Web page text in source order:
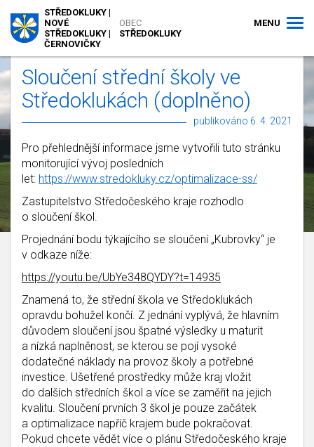
OBEC
STŘEDOKLUKY
STŘEDOKLUKY |
NOVÉ
STŘEDOKLUKY |
ČERNOVIČKY
MENU
Sloučení střední školy ve
Středoklukách (doplněno)
publikováno 6. 4. 2021
Pro přehlednější informace jsme vytvořili tuto stránku
monitorující vývoj posledních
let: https://www.stredokluky.cz/optimalizace-ss/
Zastupitelstvo Středočeského kraje rozhodlo
o sloučení škol.
Projednání bodu týkajícího se sloučení „Kubrovky“ je
v odkaze níže:
https://youtu.be/UbYe348QYDY?t=14935
Znamená to, že střední škola ve Středoklukách
opravdu bohužel končí. Z jednání vyplývá, že hlavním
důvodem sloučení jsou špatné výsledky u maturit
a nízká naplněnost, se kterou se pojí vysoké
dodatečné náklady na provoz školy a potřebné
investice. Ušetřené prostředky může kraj vložit
do dalších středních škol a více se zaměřit na jejich
kvalitu. Sloučení prvních 3 škol je pouze začátek
a optimalizace napříč krajem bude pokračovat.
Pokud chcete vědět více o plánu Středočeského kraje